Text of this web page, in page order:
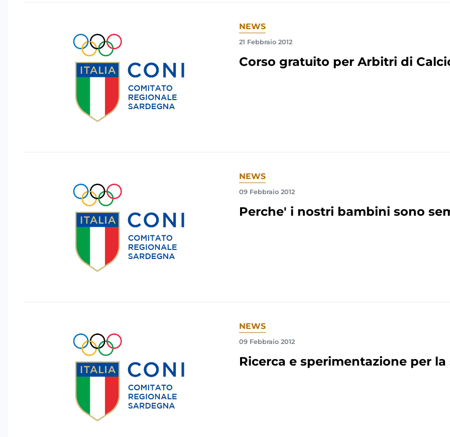
NEWS
21 Febbraio 2012
Corso gratuito per Arbitri di
NEWS
09 Febbraio 2012
Perche' i nostri bambini sono
NEWS
09 Febbraio 2012
Ricerca e sperimentazione per la